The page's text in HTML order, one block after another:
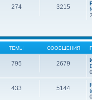
274 3215
ТЕМЫ СООБЩЕНИЯ
795 2679
433 5144